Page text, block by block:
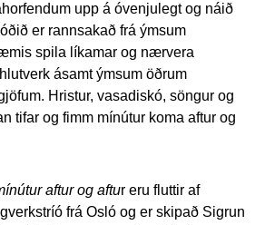
upp á óvenjulegt og náið
er rannsakað frá ýmsum
spila líkamar og nærvera
ásamt ýmsum öðrum
Hristur, vasadiskó, söngur og
tifar og fimm mínútur koma aftur og
aftur og aftur eru fluttir af
frá Osló og er skipað Sigrun